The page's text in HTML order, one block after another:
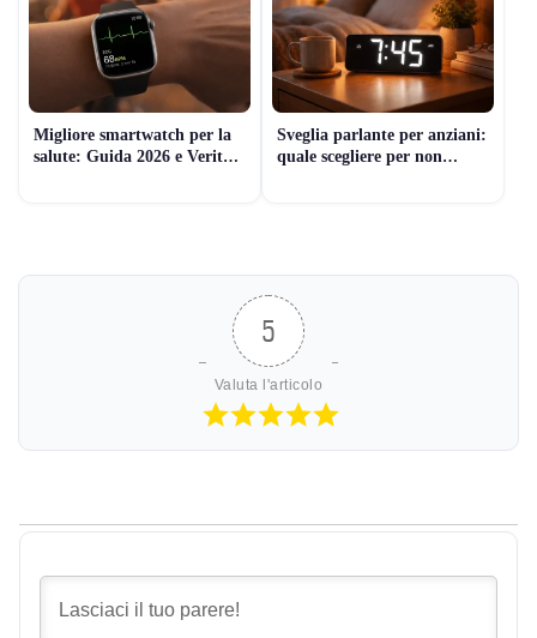
Migliore smartwatch per la
salute: Guida 2026 e Verità
Sveglia parlante per anziani:
quale scegliere per non
5
Valuta l'articolo